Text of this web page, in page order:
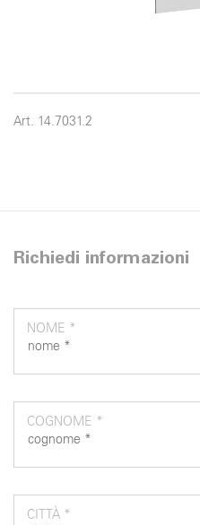
Art. 14.7031.2
Richiedi informazioni
NOME *
COGNOME *
CITTÀ *